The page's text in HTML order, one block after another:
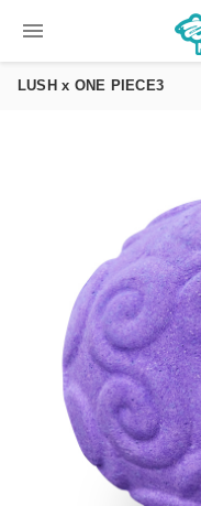
menu
LUSH x ONE PIECE3